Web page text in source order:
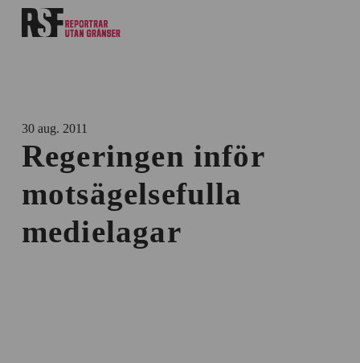
30 aug. 2011
Regeringen inför
motsägelsefulla
medielagar